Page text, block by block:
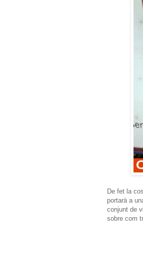
De fet la
portarà a
conjunt de
sobre com